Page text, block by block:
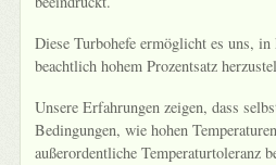
Diese Turbohefe ermöglicht es uns,
beachtlich hohem Prozentsatz
Unsere Erfahrungen zeigen, dass
Bedingungen, wie hohen
außerordentliche Temperaturtoleranz